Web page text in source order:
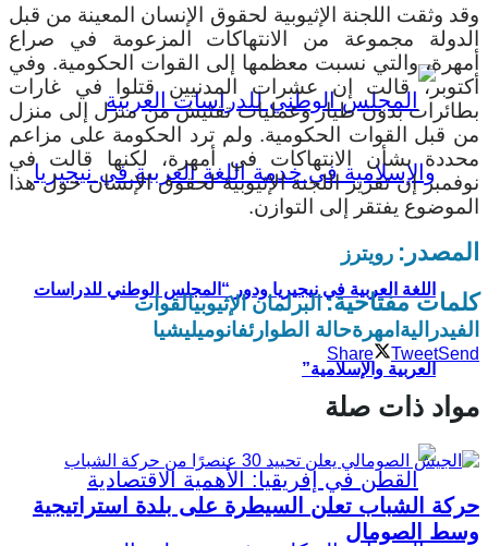
اللغة العربية في نيجيريا ودور “المجلس الوطني للدراسات
العربية والإسلامية”
وقد وثقت اللجنة الإثيوبية لحقوق الإنسان المعينة من قبل
الدولة مجموعة من الانتهاكات المزعومة في صراع
أمهرة، والتي نسبت معظمها إلى القوات الحكومية. وفي
أكتوبر، قالت إن عشرات المدنيين قتلوا في غارات
بطائرات بدون طيار وعمليات تفتيش من منزل إلى منزل
من قبل القوات الحكومية. ولم ترد الحكومة على مزاعم
محددة بشأن الانتهاكات في أمهرة، لكنها قالت في
نوفمبر إن تقرير اللجنة الإثيوبية لحقوق الإنسان حول هذا
الموضوع يفتقر إلى التوازن.
المصدر: رويترز
كلمات مفتاحية:البرلمان الإثيوبيالقوات
الفيدرالية امهرةحالة الطوارئفانوميليشيا
Share TweetSend
مواد ذات صلة
حركة الشباب تعلن السيطرة على بلدة استراتيجية
وسط الصومال